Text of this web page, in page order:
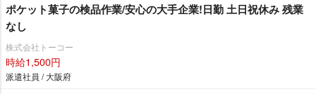
ポケット菓子の検品作業/安心の大手企業!日勤 土日祝休み 残業
なし
株式会社トーコー
時給1,500円
派遣社員 / 大阪府